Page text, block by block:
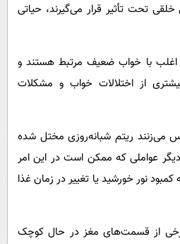
خلقی تحت تأثیر قرار می‌گیرند، حیاتی
با خواب ضعیف مرتبط هستند و
از اختلالات خواب و مشکلات
ریتم شبانه‌روزی مختل شده
عواملی که ممکن است در این امر
نور خورشید یا تغییر در زمان غذا
از قسمت‌های مغز در حال کوچک